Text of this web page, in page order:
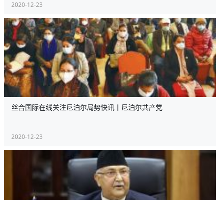
2020-12-23
丝合国际在线关注尼泊尔局势快讯丨尼泊尔共产党
2020-12-23